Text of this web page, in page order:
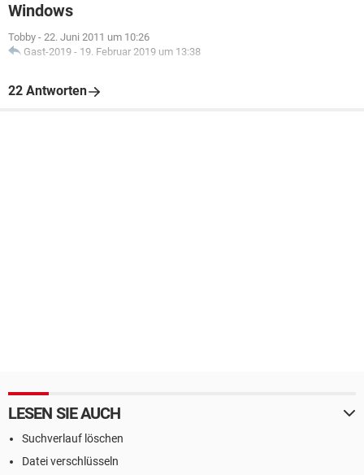
Windows
Tobby - 22. Juni 2011 um 10:26
Gast-2019 - 19. Februar 2019 um 13:38
22 Antworten
LESEN SIE AUCH
Suchverlauf löschen
Datei verschlüsseln